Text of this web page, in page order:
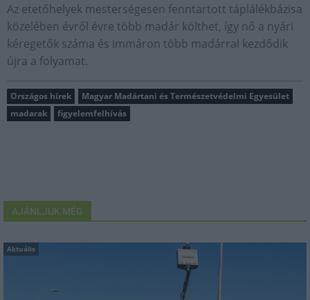
Az etetőhelyek mesterségesen fenntartott táplálékbázisa
közelében évről évre több madár költhet, így nő a nyári
kéregetők száma és immáron több madárral kezdődik
újra a folyamat.
Országos hírek
Magyar Madártani és Természetvédelmi Egyesület
madarak
figyelemfelhívás
AJÁNLJUK MÉG
Aktuális